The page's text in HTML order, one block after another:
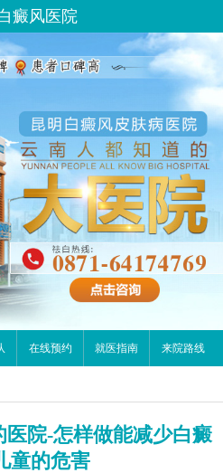
癜风医院
在线预约 就医指南 来院路线
院-怎样做能减少白癜
童的危害